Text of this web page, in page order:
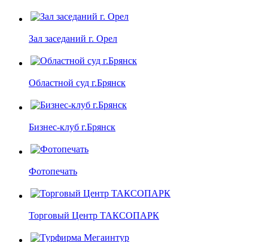
Зал заседаний г. Орел
Областной суд г.Брянск
Бизнес-клуб г.Брянск
Фотопечать
Торговый Центр ТАКСОПАРК